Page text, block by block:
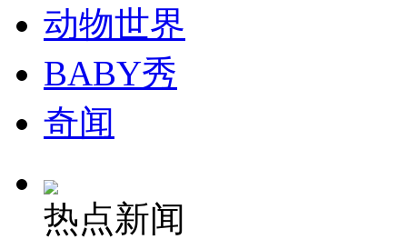
动物世界
BABY秀
奇闻
热点新闻